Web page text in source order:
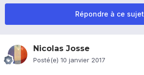
Répondre à ce sujet
Nicolas Josse
Posté(e) 10 janvier 2017